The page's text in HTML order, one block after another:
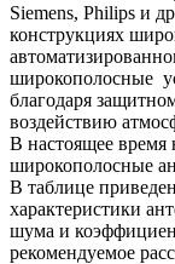
Siemens, Philips и
конструкциях
широкополосные
благодаря
воздействию
В настоящее время
широкополосные
В таблице
характеристики
шума и
рекомендуемое